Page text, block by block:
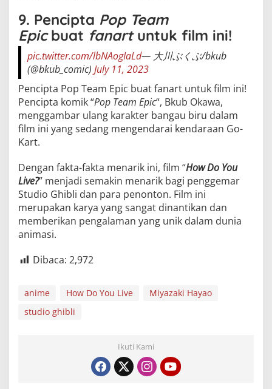
9. Pencipta Pop Team
Epicbuat fanart untuk film ini!
pic.twitter.com/lbNAogIaLd— 大川ぶくぶ/bkub
(@bkub_comic) July 11, 2023
Pencipta Pop Team Epic buat fanart untuk film ini!
Pencipta komik “Pop Team Epic“, Bkub Okawa,
menggambar ulang karakter bangau biru dalam
film ini yang sedang mengendarai kendaraan Go-
Kart.
Dengan fakta-fakta menarik ini, film “How Do You
Live?” menjadi semakin menarik bagi penggemar
Studio Ghibli dan para penonton. Film ini
merupakan karya yang sangat dinantikan dan
memberikan pengalaman yang unik dalam dunia
animasi.
Dibaca: 2,972
anime How Do You Live
Miyazaki Hayao
studio ghibli
Ikuti Kami